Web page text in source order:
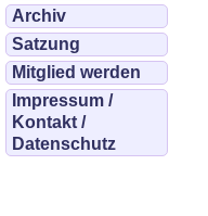
Archiv
Satzung
Mitglied werden
Impressum /
Kontakt /
Datenschutz